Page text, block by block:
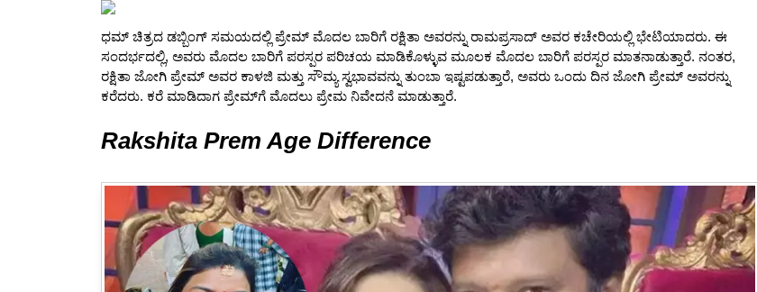
o
k
p
ಧಮ್ ಚಿತ್ರದ ಡಬ್ಬಿಂಗ್ ಸಮಯದಲ್ಲಿ ಪ್ರೇಮ್ ಮೊದಲ ಬಾರಿಗೆ ರಕ್ಷಿತಾ ಅವರನ್ನು ರಾಮಪ್ರಸಾದ್ ಅವರ ಕಚೇರಿಯಲ್ಲಿ ಭೇಟಿಯಾದರು. ಈ
ಸಂದರ್ಭದಲ್ಲಿ, ಅವರು ಮೊದಲ ಬಾರಿಗೆ ಪರಸ್ಪರ ಪರಿಚಯ ಮಾಡಿಕೊಳ್ಳುವ ಮೂಲಕ ಮೊದಲ ಬಾರಿಗೆ ಪರಸ್ಪರ ಮಾತನಾಡುತ್ತಾರೆ. ನಂತರ,
ರಕ್ಷಿತಾ ಜೋಗಿ ಪ್ರೇಮ್ ಅವರ ಕಾಳಜಿ ಮತ್ತು ಸೌಮ್ಯ ಸ್ವಭಾವವನ್ನು ತುಂಬಾ ಇಷ್ಟಪಡುತ್ತಾರೆ, ಅವರು ಒಂದು ದಿನ ಜೋಗಿ ಪ್ರೇಮ್ ಅವರನ್ನು
ಕರೆದರು. ಕರೆ ಮಾಡಿದಾಗ ಪ್ರೇಮ್‌ಗೆ ಮೊದಲು ಪ್ರೇಮ ನಿವೇದನೆ ಮಾಡುತ್ತಾರೆ.
Rakshita Prem Age Difference